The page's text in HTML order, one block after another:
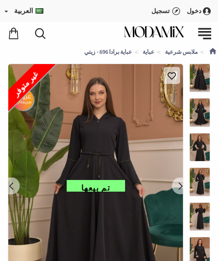
دخول تسجيل العربية
ملابس شرعية عباية عباية برادا 696 - زيتي
تم بيعها
غير متوفر